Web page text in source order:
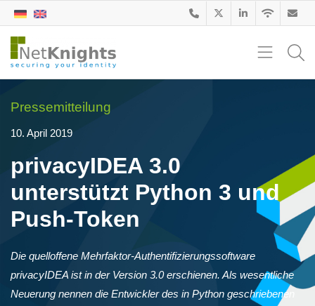
Pressemitteilung
10. April 2019
privacyIDEA 3.0
unterstützt Python 3 und
Push-Token
Die quelloffene Mehrfaktor-Authentifizierungssoftware
privacyIDEA ist in der Version 3.0 erschienen. Als wesentliche
Neuerung nennen die Entwickler des in Python geschriebenen